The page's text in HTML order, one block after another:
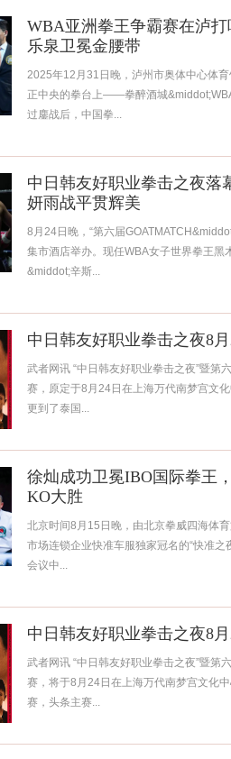
WBA亚洲拳王争霸赛在泸
乐泉卫冕金腰带
2025年12月31日晚，泸州市奥体中心体
正中央的拳台上——拳醉酒城
过鏖战后，中国拳...
中日韩友好职业拳击之夜落
妍雨战平贯辉美
8月24日晚，“第六届
集市酒店举办。现任WBA女子世界拳王黑
&middot;辛斯...
中日韩友好职业拳击之夜8
武者网讯 “中日韩友好职业拳击之夜”暨第
赛，原定于8月24日在上海万代南梦宫文
更到了泰国...
徐灿成功卫冕IBO国际拳王
KO大胜
北京时间8月15日晚，由北京拳威四海体
市场连锁企业快准车服独家冠名的“快准
会议中...
中日韩友好职业拳击之夜8
武者网讯 “中日韩友好职业拳击之夜”暨第
赛，将于8月24日在上海万代南梦宫文化
赛，头条主赛...